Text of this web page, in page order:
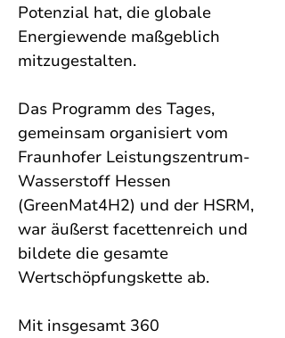
Potenzial hat, die globale
Energiewende maßgeblich
mitzugestalten.
Das Programm des Tages,
gemeinsam organisiert vom
Fraunhofer Leistungszentrum-
Wasserstoff Hessen
(GreenMat4H2) und der HSRM,
war äußerst facettenreich und
bildete die gesamte
Wertschöpfungskette ab.
Mit insgesamt 360